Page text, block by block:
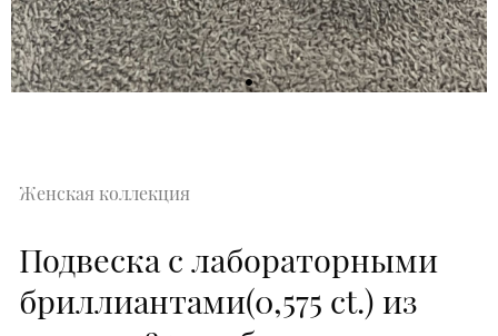
Женская коллекция
Подвеска с лабораторными
бриллиантами(0,575 ct.) из